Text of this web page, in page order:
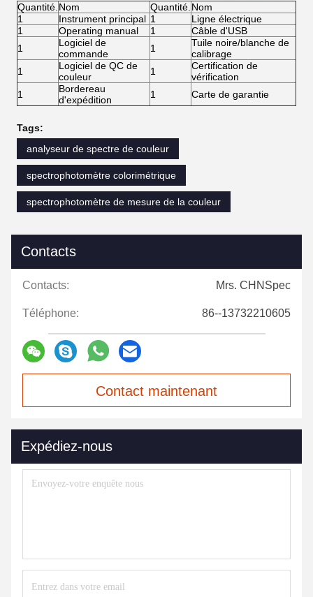
Quantité. Nom Quantité. Nom
1
Instrument principal 1
Ligne électrique
1
Operating manual 1
Câble d'USB
1
Logiciel de
commande
1
Tuile noire/blanche de
calibrage
1
Logiciel de QC de
couleur
1
Certification de
vérification
1
Bordereau
d'expédition
1 Carte de garantie
Tags:
analyseur de spectre de couleur
spectrophotomètre colorimétrique
spectrophotomètre de mesure de la couleur
Contacts
Contacts: Mrs. CHNSpec
Téléphone: 86--13732210605
Contact maintenant
Expédiez-nous